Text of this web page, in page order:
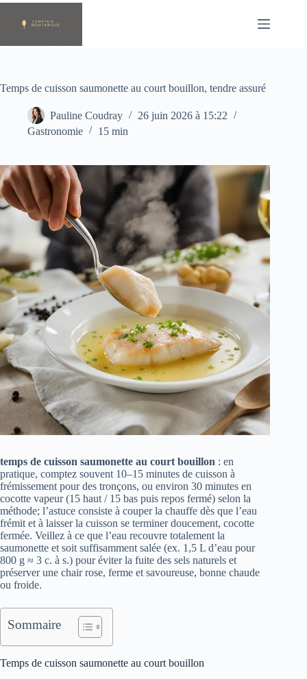
Passer
contenu
Temps de cuisson saumonette au court bouillon, tendre assuré
Pauline Coudray
26 juin 2026 à 15:22
Gastronomie
15 min
temps de cuisson saumonette au court bouillon : en
pratique, comptez souvent 10–15 minutes de cuisson à
frémissement pour des tronçons, ou environ 30 minutes en
cocotte vapeur (15 haut / 15 bas puis repos fermé) selon la
méthode; l’astuce consiste à couper la chauffe dès que l’eau
frémit et à laisser la cuisson se terminer doucement, cocotte
fermée. Veillez à ce que l’eau recouvre totalement la
saumonette et soit suffisamment salée (ex. 1,5 L d’eau pour
800 g ≈ 3 c. à s.) pour éviter la fuite des sels naturels et
préserver une chair rose, ferme et savoureuse, bonne chaude
ou froide.
Sommaire
Temps de cuisson saumonette au court bouillon